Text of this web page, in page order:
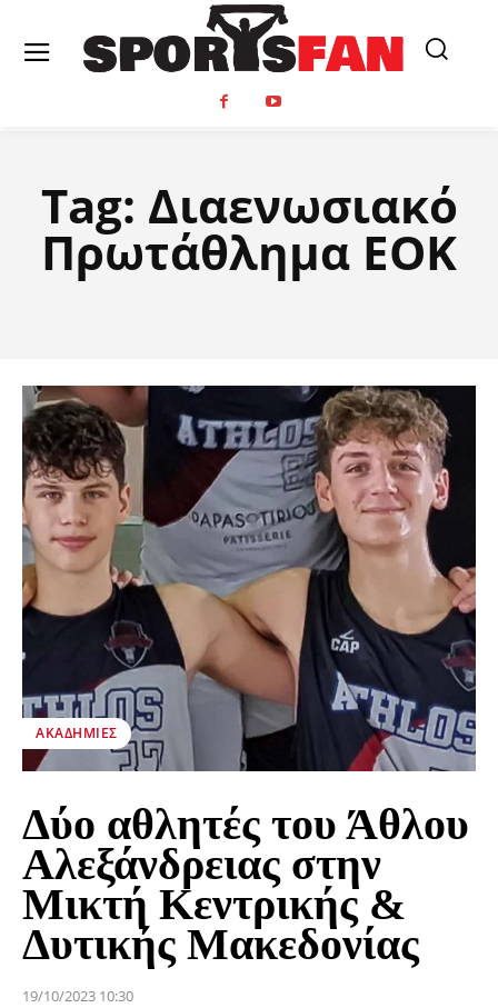
Tag: Διαενωσιακό
Πρωτάθλημα ΕΟΚ
ΑΚΑΔΗΜΊΕΣ
Δύο αθλητές του Άθλου
Αλεξάνδρειας στην
Μικτή Κεντρικής &
Δυτικής Μακεδονίας
19/10/2023 10:30